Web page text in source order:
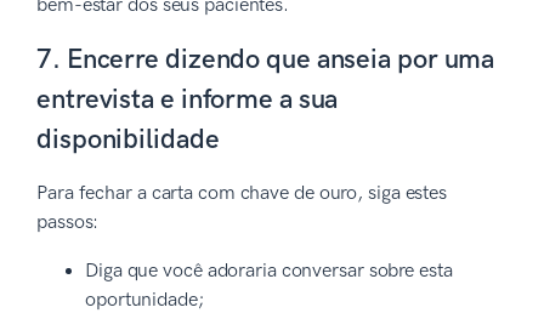
bem-estar dos seus pacientes.
7. Encerre dizendo que anseia por uma
entrevista e informe a sua
disponibilidade
Para fechar a carta com chave de ouro, siga estes
passos:
Diga que você adoraria conversar sobre esta
oportunidade;